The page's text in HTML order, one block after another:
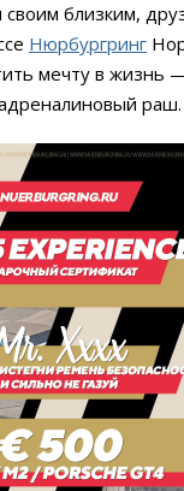
близким,
Нюрбургринг
мечту в жизнь
раш.